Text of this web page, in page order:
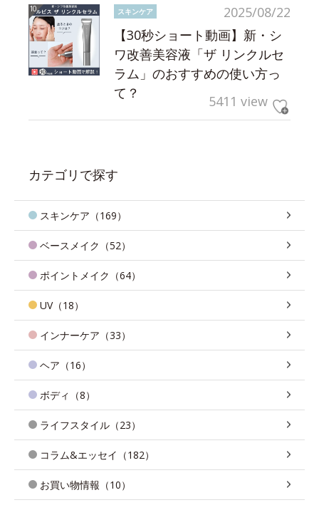
2025/08/22
スキンケア
【30秒ショート動画】新・シ
ワ改善美容液「ザ リンクルセ
ラム」のおすすめの使い方っ
て？
5411 view
カテゴリで探す
スキンケア（169）
ベースメイク（52）
ポイントメイク（64）
UV（18）
インナーケア（33）
ヘア（16）
ボディ（8）
ライフスタイル（23）
コラム&エッセイ（182）
お買い物情報（10）